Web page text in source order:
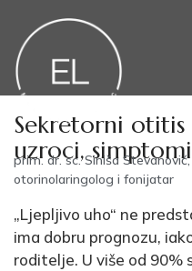
Sekretorni
uzroci,
prim. dr. sc. Siniša
otorinolaringolog i fonijatar
„Ljepljivo uho“ ne
ima dobru prognozu,
roditelje. U više od 90%